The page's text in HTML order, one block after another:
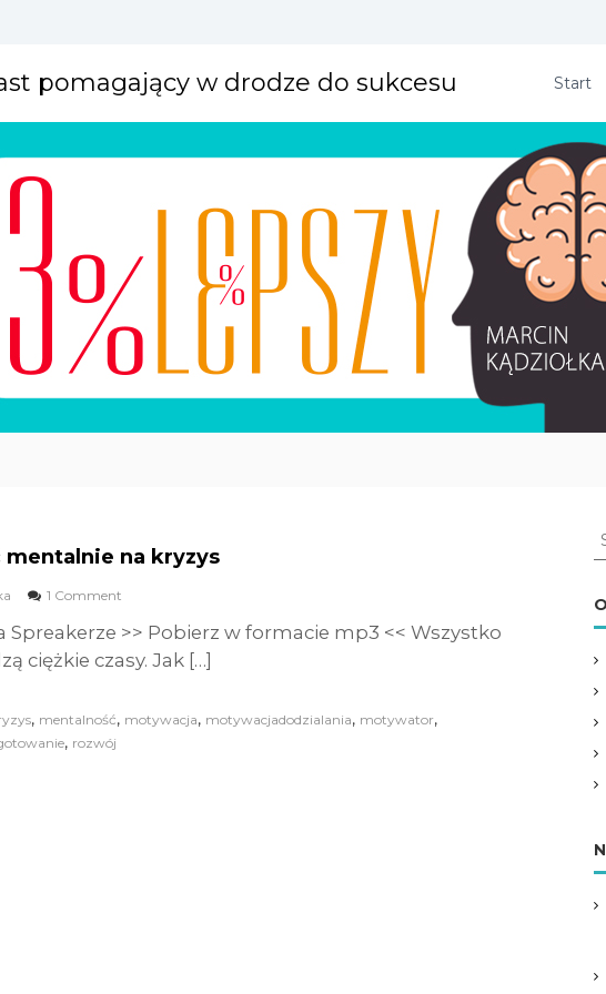
pomagający w drodze do sukcesu Start
na kryzys
1 Comment
>> Pobierz w formacie mp3 << Wszystko
ciężkie czasy. Jak […]
, mentalność, motywacja, motywacjadodzialania, motywator,
, rozwój
S
e
r
c
f
o
r